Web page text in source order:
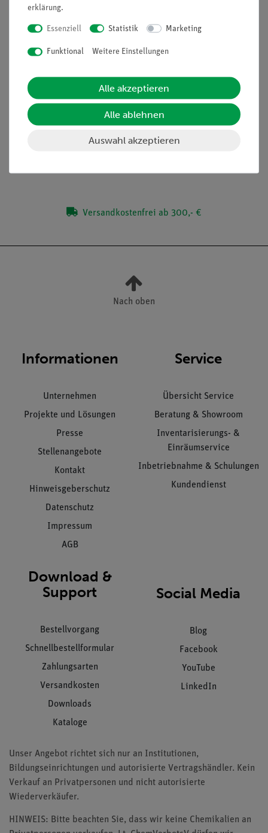
Horizontalen in die Senkrechte gebracht
Gute Sichtbarkeit: Große Demonstrationsmessgeräte auf
Magnete mit starker Haltekraft (mind. 10 N)
Handhabung sowie Positionierung
Lieferumfang
Versandkostenfrei ab 300,- €
Nach oben
Informationen
Unternehmen
Projekte und Lösungen
Presse
Stellenangebote
Kontakt
Hinweisgeberschutz
Datenschutz
Impressum
AGB
Service
Übersicht Service
Beratung & Showroom
Inventarisierungs- &
Einräumservice
Inbetriebnahme & Schulungen
Kundendienst
Download &
Support
Bestellvorgang
Schnellbestellformular
Zahlungsarten
Versandkosten
Downloads
Kataloge
Social Media
Blog
Facebook
YouTube
LinkedIn
Unser Angebot richtet sich nur an Institutionen,
Bildungseinrichtungen und autorisierte Vertragshändler. Kein
Verkauf an Privatpersonen und nicht autorisierte
Wiederverkäufer.
HINWEIS: Bitte beachten Sie, dass wir keine Chemikalien an
erklärung.
Essenziell Statistik Marketing
Funktional Weitere Einstellungen
Alle akzeptieren
Alle ablehnen
Auswahl akzeptieren